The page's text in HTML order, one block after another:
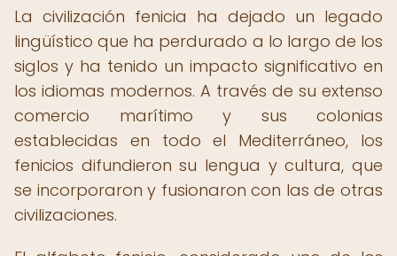
La civilización fenicia ha dejado un legado
lingüístico que ha perdurado a lo largo de los
siglos y ha tenido un impacto significativo en
los idiomas modernos. A través de su extenso
comercio marítimo y sus colonias
establecidas en todo el Mediterráneo, los
fenicios difundieron su lengua y cultura, que
se incorporaron y fusionaron con las de otras
civilizaciones.